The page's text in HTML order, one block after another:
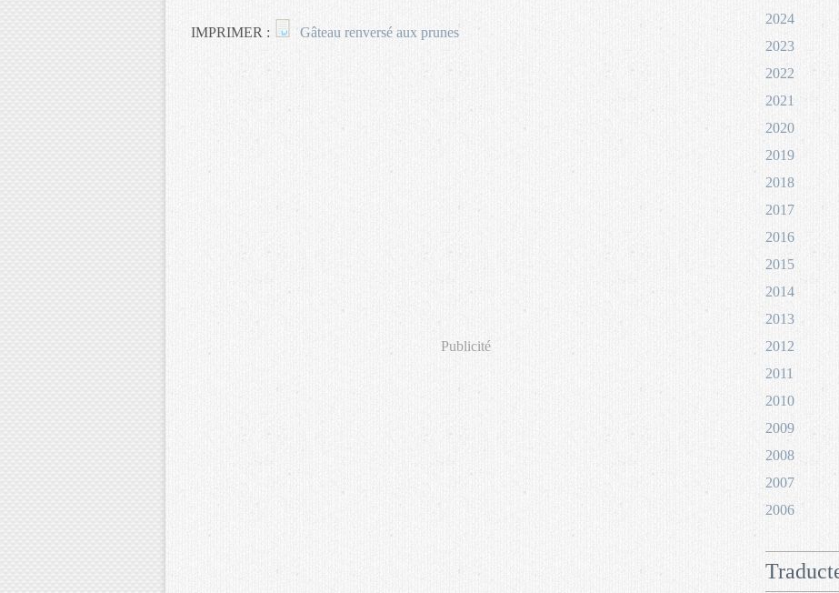
IMPRIMER : Gâteau renversé aux prunes
Publicité
2024
2023
2022
2021
2020
2019
2018
2017
2016
2015
2014
2013
2012
2011
2010
2009
2008
2007
2006